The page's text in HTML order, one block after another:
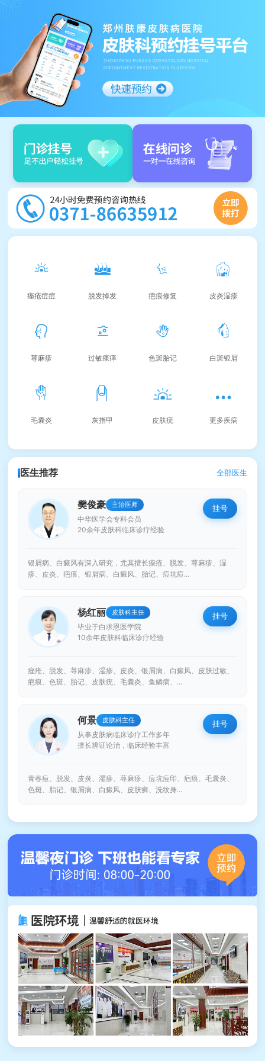
痤疮痘痘 脱发掉发 疤痕修复 皮炎湿疹
荨麻疹 过敏瘙痒 色斑胎记 白斑银屑
毛囊炎 灰指甲 皮肤疣 更多疾病
医生推荐 全部医生
樊俊豪 主治医师
中华医学会专科会员
20余年皮肤科临床诊疗经验
挂号
银屑病、白癜风有深入研究，尤其擅长痤疮、脱发、荨麻疹、湿
疹、皮炎、疤痕、银屑病、白癜风、胎记、痘坑痘...
杨红丽 皮肤科主任
毕业于白求恩医学院
10余年皮肤科临床诊疗经验
挂号
痤疮、脱发、荨麻疹、湿疹、皮炎、银屑病、白癜风、皮肤过敏、
疤痕、色斑、胎记、皮肤疣、毛囊炎、鱼鳞病、...
何景 皮肤科主任
从事皮肤病临床诊疗工作多年
擅长辨证论治，临床经验丰富
挂号
青春痘、脱发、皮炎、湿疹、荨麻疹、痘坑痘印、疤痕、毛囊炎、
色斑、胎记、银屑病、白癜风、皮肤癣、洗纹身...